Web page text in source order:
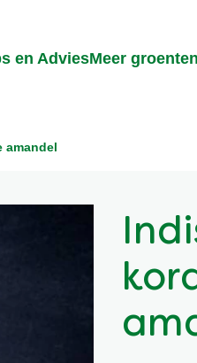
en AdviesMeer
amandel